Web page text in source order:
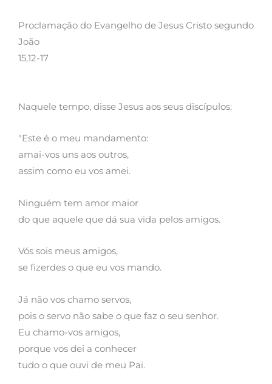
Proclamação do Evangelho de Jesus Cristo segundo
João
15,12-17
Naquele tempo, disse Jesus aos seus discípulos:
"Este é o meu mandamento:
amai-vos uns aos outros,
assim como eu vos amei.
Ninguém tem amor maior
do que aquele que dá sua vida pelos amigos.
Vós sois meus amigos,
se fizerdes o que eu vos mando.
Já não vos chamo servos,
pois o servo não sabe o que faz o seu senhor.
Eu chamo-vos amigos,
porque vos dei a conhecer
tudo o que ouvi de meu Pai.